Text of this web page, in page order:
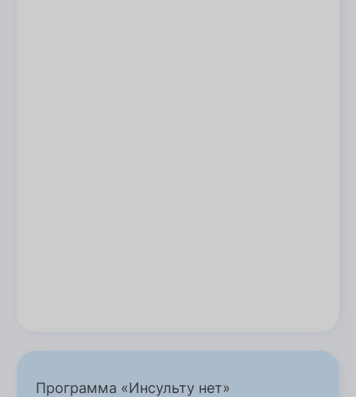
Программа «Инсульту нет»